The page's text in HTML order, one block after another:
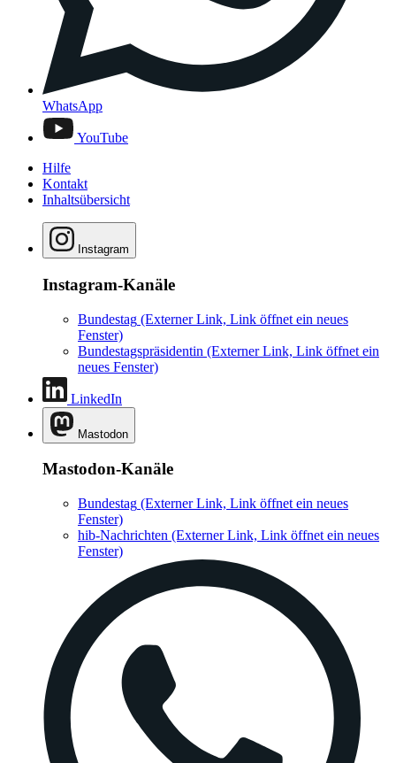
WhatsApp
YouTube
Hilfe
Kontakt
Inhaltsübersicht
Instagram
Instagram-Kanäle
Bundestag (Externer Link, Link öffnet ein neues
Fenster)
Bundestagspräsidentin (Externer Link, Link öffnet ein
neues Fenster)
LinkedIn
Mastodon
Mastodon-Kanäle
Bundestag (Externer Link, Link öffnet ein neues
Fenster)
hib-Nachrichten (Externer Link, Link öffnet ein neues
Fenster)